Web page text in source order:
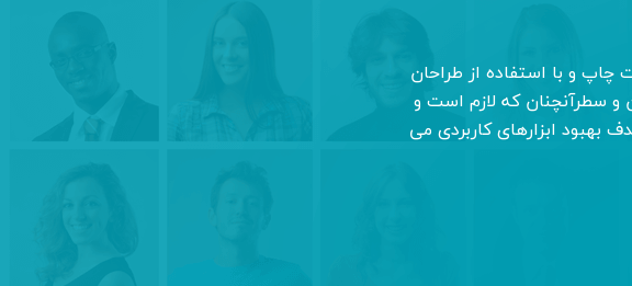
و با استفاده از طراحان
و سطرآنچنان که لازم است و
بهبود ابزارهای کاربردی می